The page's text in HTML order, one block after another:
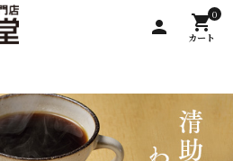
person
0
shopping_cart
カート